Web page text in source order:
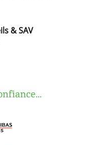
& SAV